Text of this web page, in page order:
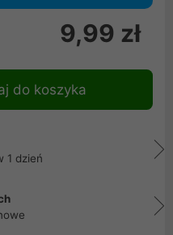
9,99 zł
do koszyka
1 dzień